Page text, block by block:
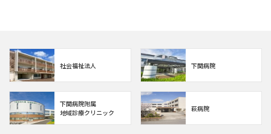
社会福祉法人 下関病院
下関病院附属
地域診療クリニック
萩病院